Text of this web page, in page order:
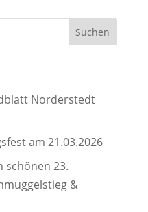
Suchen
Norderstedt
am 21.03.2026
schönen 23.
&